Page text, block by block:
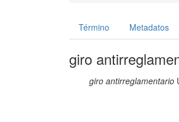
Término Metadatos
giro
giro antirreglamentario